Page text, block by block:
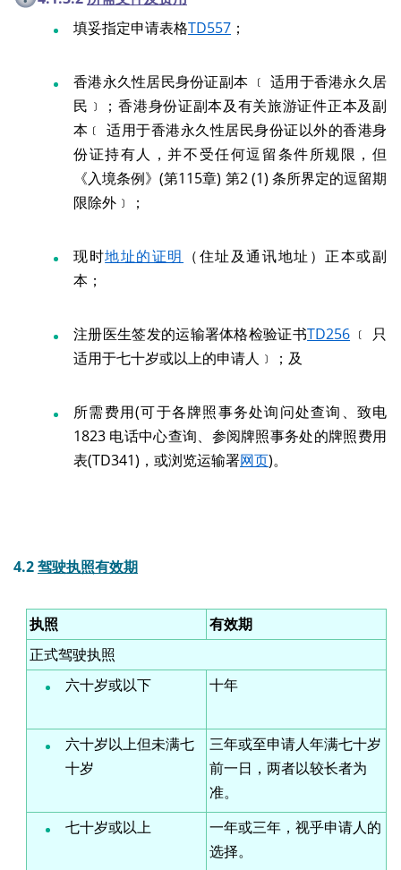
填妥指定申请表格TD557 ；
香港永久性居民身份证副本 ﹝ 适用于香港永久居
民﹞；香港身份证副本及有关旅游证件正本及副
本﹝ 适用于香港永久性居民身份证以外的香港身
份证持有人，并不受任何逗留条件所规限，但
《入境条例》(第115章) 第2 (1) 条所界定的逗留期
限除外﹞；
现时地址的证明 （住址及通讯地址）正本或副
本；
注册医生签发的运输署体格检验证书TD256 ﹝ 只
适用于七十岁或以上的申请人﹞；及
所需费用(可于各牌照事务处询问处查询、致电
1823 电话中心查询、参阅牌照事务处的牌照费用
表(TD341)，或浏览运输署网页)。
4.2驾驶执照有效期
执照
有效期
正式驾驶执照
六十岁或以下
十年
六十岁以上但未满七
十岁
三年或至申请人年满七十岁
前一日，两者以较长者为
准。
七十岁或以上
一年或三年，视乎申请人的
选择。